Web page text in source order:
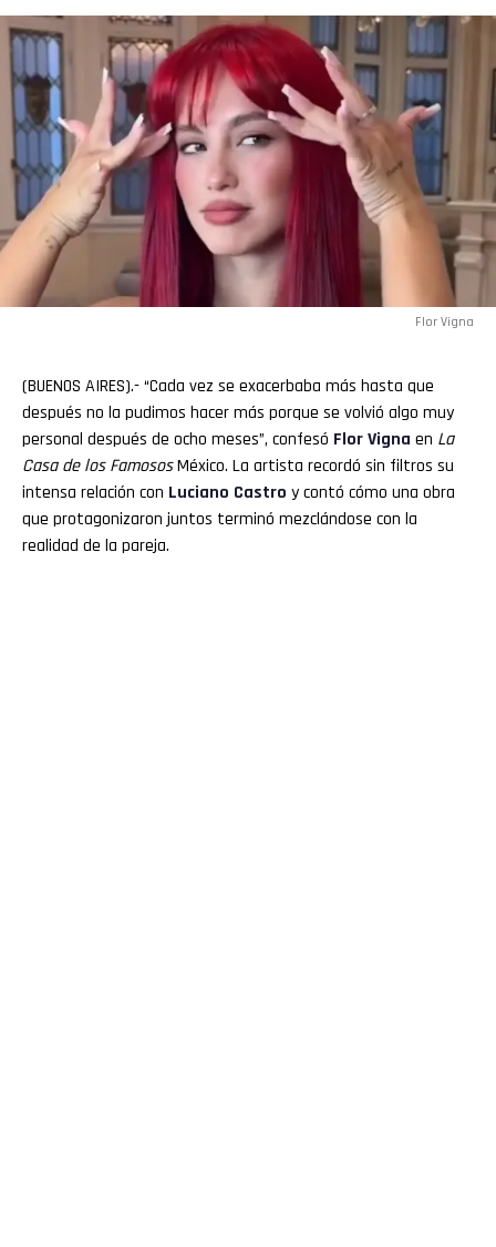
Flor Vigna
(BUENOS AIRES).- “Cada vez se exacerbaba más hasta que
después no la pudimos hacer más porque se volvió algo muy
personal después de ocho meses”, confesó Flor Vigna en La
Casa de los FamososMéxico. La artista recordó sin filtros su
intensa relación con Luciano Castro y contó cómo una obra
que protagonizaron juntos terminó mezclándose con la
realidad de la pareja.